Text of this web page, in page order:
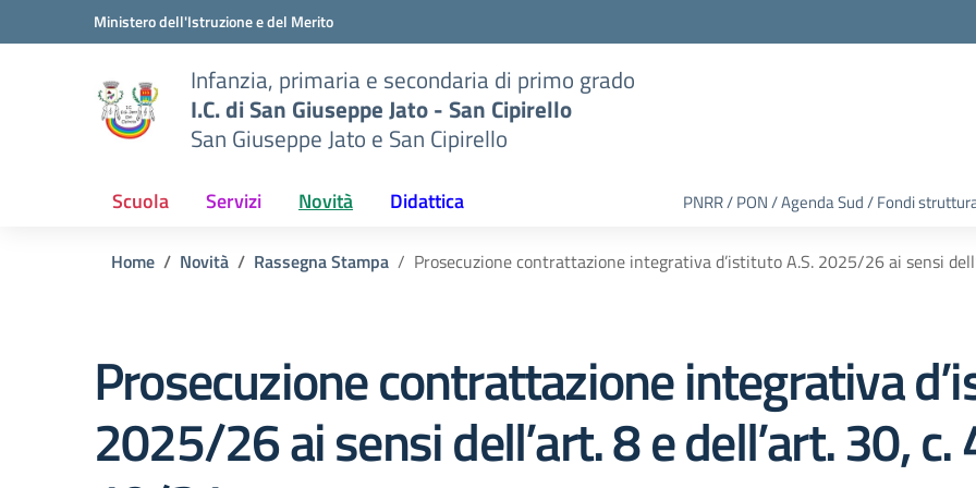
Vai ai contenuti
Vai al menu di navigazioneMinistero dell'Istruzione e del Merito
Infanzia, primaria e secondaria di primo grado
I.C. di San Giuseppe Jato - San Cipirello
San Giuseppe Jato e San Cipirello
Scuola Servizi Novità Didattica PNRR / PON / Agenda Sud / Fondi
Home Novità Rassegna Stampa Prosecuzione contrattazione integrativa d’istituto A.S. 2025/26 ai sensi
Prosecuzione contrattazione integrativa
2025/26 ai sensi dell’art. 8 e dell’art. 30, c.